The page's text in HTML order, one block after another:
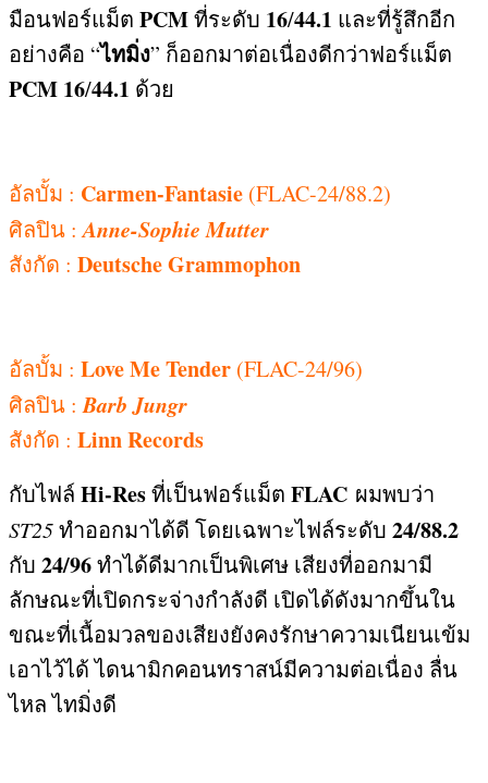
มือนฟอร์แม็ต PCMที่ระดับ 16/44.1 และที่รู้สึกอีก
อย่างคือ “ไทมิ่ง” ก็ออกมาต่อเนื่องดีกว่าฟอร์แม็ต
PCM 16/44.1 ด้วย
อัลบั้ม : Carmen-Fantasie (FLAC-24/88.2)
ศิลปิน :Anne-Sophie Mutter
สังกัด : Deutsche Grammophon
อัลบั้ม : Love Me Tender (FLAC-24/96)
ศิลปิน :Barb Jungr
สังกัด : Linn Records
กับไฟล์ Hi-Resที่เป็นฟอร์แม็ต FLAC ผมพบว่า
ST25ทำออกมาได้ดี โดยเฉพาะไฟล์ระดับ 24/88.2
กับ 24/96ทำได้ดีมากเป็นพิเศษ เสียงที่ออกมามี
ลักษณะที่เปิดกระจ่างกำลังดี เปิดได้ดังมากขึ้นใน
ขณะที่เนื้อมวลของเสียงยังคงรักษาความเนียนเข้ม
เอาไว้ได้ ไดนามิกคอนทราสน์มีความต่อเนื่อง ลื่น
ไหล ไทมิ่งดี